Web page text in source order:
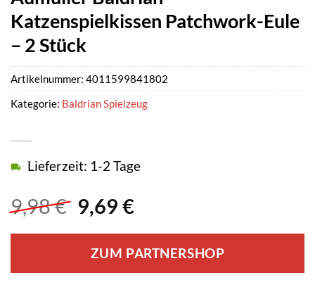
Katzenspielkissen Patchwork-Eule
– 2 Stück
9,98€ Ursprünglicher
war:
9,98 €
9,69 €Aktueller
ist:
9,69 €.
Lieferzeit: 1-2 Tage
ZUM PARTNERSHOP
Artikelnummer: 4011599841802
Kategorie: Baldrian Spielzeug